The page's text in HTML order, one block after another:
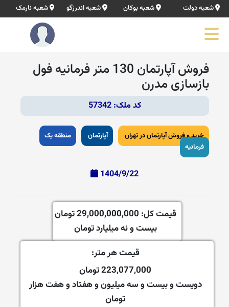
شعبه دولت شعبه بوکان شعبه اندرزگو شعبه نارمک
فروش‌ آپارتمان 130 متر فرمانیه فول
بازسازی مدرن
کد ملک: 57342
خرید و فروش آپارتمان در تهران آپارتمان
منطقه یک
فرمانیه
1404/9/22
قیمت کل: 29,000,000,000 تومان
بیست و نه میلیارد تومان
قیمت هر متر:
223,077,000 تومان
دویست و بیست و سه میلیون و هفتاد و هفت هزار
تومان